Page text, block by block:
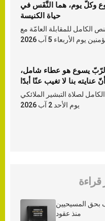
وكلّ يوم، هما النَّفَس في
حياة الكنيسة
الكامل للمقابلة العامّة مع
يوم الأربعاء 5 آب 2026
يسوع هو عطاء شامل،
عنايته بنا لا تغيب عنّا أبدًا
لصلاة التبشير الملائكي
يوم الأحد 2 آب 2026
قراءة
بحق المسيحيين
منذ عقود